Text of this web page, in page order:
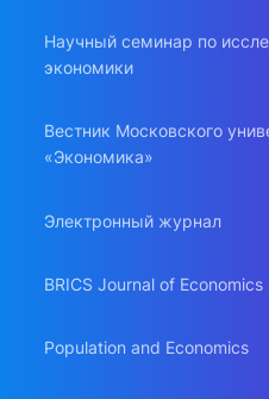
Научный семинар по
экономики
Вестник Московского
«Экономика»
Электронный журнал
BRICS Journal of Economics
Population and Economics